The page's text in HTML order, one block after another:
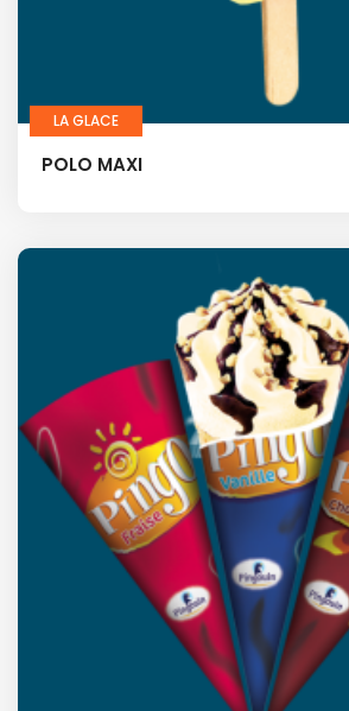
LA GLACE
POLO MAXI